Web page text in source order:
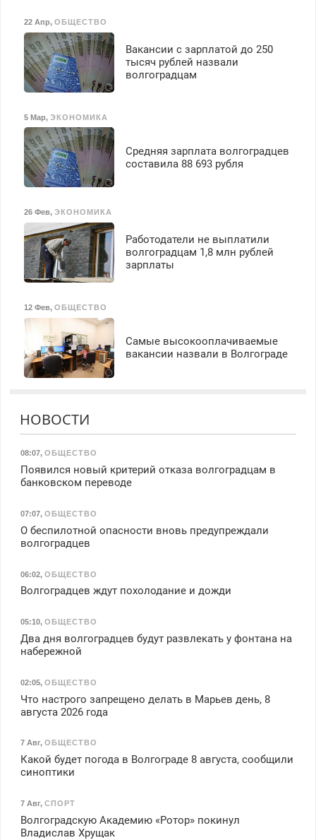
22 Апр, ОБЩЕСТВО
Вакансии с зарплатой до 250
тысяч рублей назвали
волгоградцам
5 Мар, ЭКОНОМИКА
Средняя зарплата волгоградцев
составила 88 693 рубля
26 Фев, ЭКОНОМИКА
Работодатели не выплатили
волгоградцам 1,8 млн рублей
зарплаты
12 Фев, ОБЩЕСТВО
Самые высокооплачиваемые
вакансии назвали в Волгограде
НОВОСТИ
08:07, ОБЩЕСТВО
Появился новый критерий отказа волгоградцам в
банковском переводе
07:07, ОБЩЕСТВО
О беспилотной опасности вновь предупреждали
волгоградцев
06:02, ОБЩЕСТВО
Волгоградцев ждут похолодание и дожди
05:10, ОБЩЕСТВО
Два дня волгоградцев будут развлекать у фонтана на
набережной
02:05, ОБЩЕСТВО
Что настрого запрещено делать в Марьев день, 8
августа 2026 года
7 Авг, ОБЩЕСТВО
Какой будет погода в Волгограде 8 августа, сообщили
синоптики
7 Авг, СПОРТ
Волгоградскую Академию «Ротор» покинул
Владислав Хрущак